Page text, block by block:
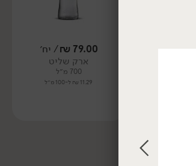
79.00
₪/ יח׳
ארק שליט
700 מ״ל
11.29 ₪ ל-100 מ״ל